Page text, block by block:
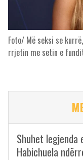
Foto/ Më seksi se
rrjetin me setin e
Shuhet legjenda
Habichuela